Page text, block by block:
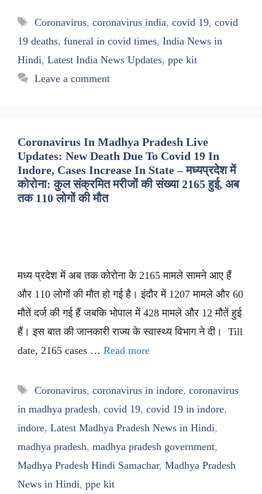
Tags
Coronavirus, coronavirus india, covid 19, covid
19 deaths, funeral in covid times, India News in
Hindi, Latest India News Updates, ppe kit
Leave a comment
Coronavirus In Madhya Pradesh Live
Updates: New Death Due To Covid 19 In
Indore, Cases Increase In State – मध्यप्रदेश में
कोरोना: कुल संक्रमित मरीजों की संख्या 2165 हुई, अब
तक 110 लोगों की मौत
मध्य प्रदेश में अब तक कोरोना के 2165 मामले सामने आए हैं
और 110 लोगों की मौत हो गई है। इंदौर में 1207 मामले और 60
मौतें दर्ज की गई हैं जबकि भोपाल में 428 मामले और 12 मौतें हुई
हैं। इस बात की जानकारी राज्य के स्वास्थ्य विभाग ने दी। Till
date, 2165 cases … Read more
Tags
Coronavirus, coronavirus in indore, coronavirus
in madhya pradesh, covid 19, covid 19 in indore,
indore, Latest Madhya Pradesh News in Hindi,
madhya pradesh, madhya pradesh government,
Madhya Pradesh Hindi Samachar, Madhya Pradesh
News in Hindi, ppe kit